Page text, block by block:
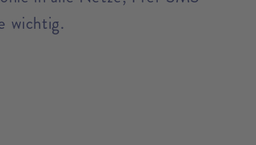
wichtig.